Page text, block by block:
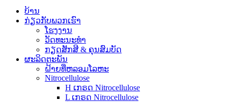
ບ້ານ
ກ່ຽວກັບພວກເຮົາ
ໂຮງງານ
ວັດທະນະທໍາ
ກຽດສັກສີ & ຄຸນສົມບັດ
ຜະລິດຕະພັນ
ຝ້າຍທີ່ຫລອມໂລຫະ
Nitrocellulose
H ເກຣດ Nitrocellulose
L ເກຣດ Nitrocellulose